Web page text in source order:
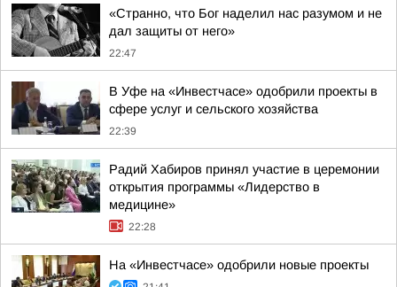
«Странно, что Бог наделил нас разумом и не
дал защиты от него»
22:47
В Уфе на «Инвестчасе» одобрили проекты в
сфере услуг и сельского хозяйства
22:39
Радий Хабиров принял участие в церемонии
открытия программы «Лидерство в
медицине»
22:28
На «Инвестчасе» одобрили новые проекты